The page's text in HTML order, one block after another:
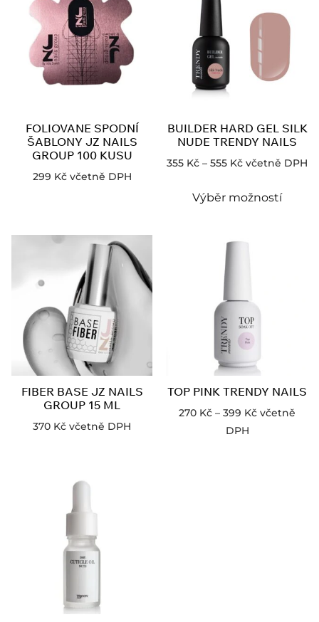
FOLIOVANE SPODNÍ
ŠABLONY JZ NAILS
GROUP 100 KUSU
299 Kč včetně DPH
BUILDER HARD GEL SILK
NUDE TRENDY NAILS
355 Kč – 555 Kč včetně DPH
Výběr možností
FIBER BASE JZ NAILS
GROUP 15 ML
370 Kč včetně DPH
TOP PINK TRENDY NAILS
270 Kč – 399 Kč včetně
DPH